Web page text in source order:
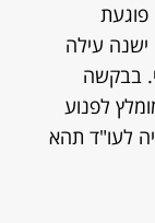
פוגעת
עילה
בבקשה
לפנוע
לעו"ד תהא